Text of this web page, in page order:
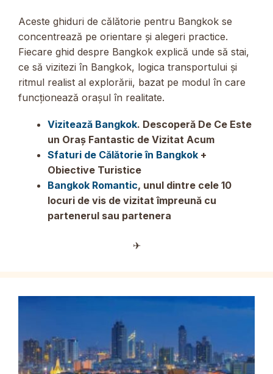
Aceste ghiduri de călătorie pentru Bangkok se
concentrează pe orientare și alegeri practice.
Fiecare ghid despre Bangkok explică unde să stai,
ce să vizitezi în Bangkok, logica transportului și
ritmul realist al explorării, bazat pe modul în care
funcționează orașul în realitate.
Vizitează Bangkok. Descoperă De Ce Este
un Oraș Fantastic de Vizitat Acum
Sfaturi de Călătorie în Bangkok +
Obiective Turistice
Bangkok Romantic, unul dintre cele 10
locuri de vis de vizitat împreună cu
partenerul sau partenera
✈︎